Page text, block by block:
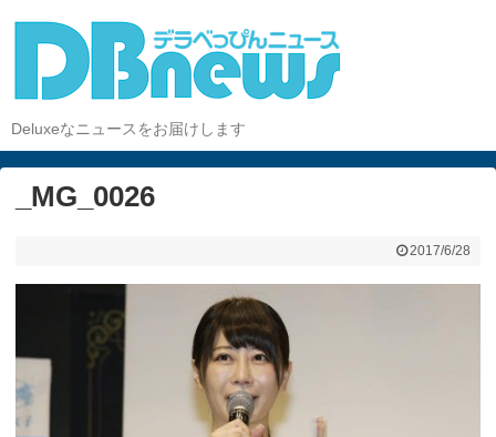
Deluxeなニュースをお届けします
_MG_0026
2017/6/28